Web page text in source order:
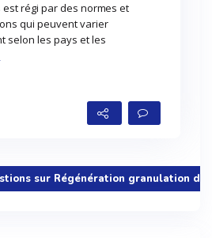
régi par des normes et
qui peuvent varier
selon les pays et les
sur Régénération granulation de